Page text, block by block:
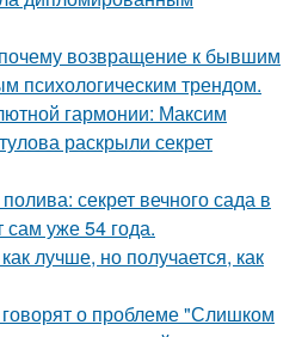
возвращение к бывшим
психологическим трендом.
гармонии: Максим
раскрыли секрет
секрет вечного сада в
сам уже 54 года.
лучше, но получается, как
о проблеме "Слишком